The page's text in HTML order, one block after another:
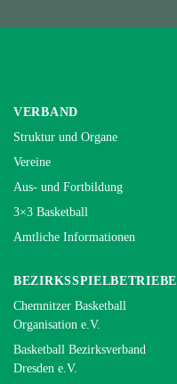
VERBAND
Struktur und Organe
Vereine
Aus- und Fortbildung
3×3 Basketball
Amtliche Informationen
BEZIRKSSPIELBETRIEBE
Chemnitzer Basketball
Organisation e.V.
Basketball Bezirksverband
Dresden e.V.